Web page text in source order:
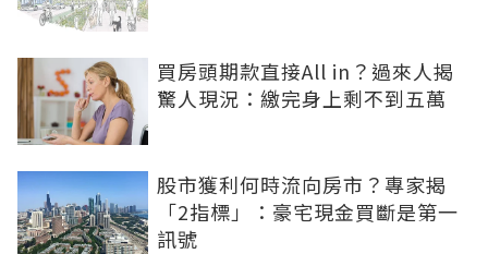
買房頭期款直接All in？過來人揭
驚人現況：繳完身上剩不到五萬
股市獲利何時流向房市？專家揭
「2指標」：豪宅現金買斷是第一
訊號